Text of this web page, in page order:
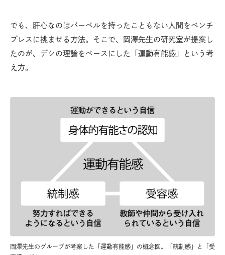
でも、肝心なのはバーベルを持ったこともない人間をベンチ
プレスに挑ませる方法。そこで、岡澤先生の研究室が提案し
たのが、デシの理論をベースにした「運動有能感」という考
え方。
岡澤先生のグループが考案した「運動有能感」の概念図。「統制感」と「受